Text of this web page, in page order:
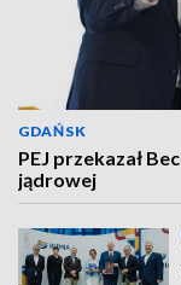
GDAŃSK
PEJ przekazał
jądrowej